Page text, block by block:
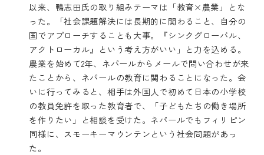
以来、鴨志田氏の取り組みテーマは「教育×農業」とな
った。「社会課題解決には長期的に関わること、自分の
国でアプローチすることも大事。『シンクグローバル、
アクトローカル』という考え方がいい」と力を込める。
農業を始めて2年、ネパールからメールで問い合わせが来
たことから、ネパールの教育に関わることになった。会
いに行ってみると、相手は外国人で初めて日本の小学校
の教員免許を取った教育者で、「子どもたちの働き場所
を作りたい」と相談を受けた。ネパールでもフィリピン
同様に、スモーキーマウンテンという社会問題があっ
た。